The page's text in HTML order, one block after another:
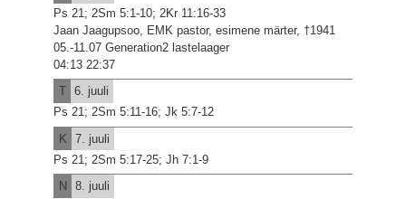
Ps 21; 2Sm 5:1-10; 2Kr 11:16-33
Jaan Jaagupsoo, EMK pastor, esimene märter, †1941
05.-11.07 Generation2 lastelaager
04:13 22:37
T
6. juuli
Ps 21; 2Sm 5:11-16; Jk 5:7-12
K
7. juuli
Ps 21; 2Sm 5:17-25; Jh 7:1-9
N
8. juuli